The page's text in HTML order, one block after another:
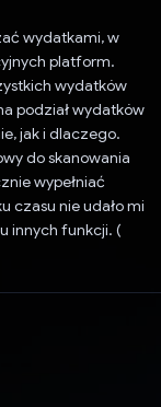
wydatkami, w
platform.
wydatków
podział wydatków
jak i dlaczego.
do skanowania
wypełniać
czasu nie udało mi
innych funkcji. (